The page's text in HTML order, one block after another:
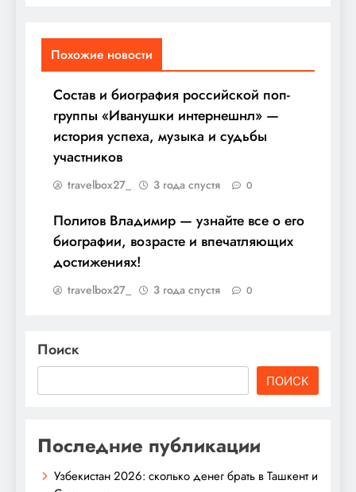
Похожие новости
Состав и биография российской поп-
группы «Иванушки интернешнл» —
история успеха, музыка и судьбы
участников
travelbox27_ 3 года спустя 0
Политов Владимир — узнайте все о его
биографии, возрасте и впечатляющих
достижениях!
travelbox27_ 3 года спустя 0
Поиск
ПОИСК
Последние публикации
Узбекистан 2026: сколько денег брать в Ташкент и